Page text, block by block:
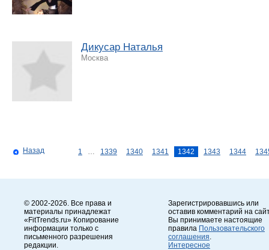
Дикусар Наталья
Москва
Назад 1 1339 1340 1341 1342 1343 1344
© 2002-2026. Все права и
материалы принадлежат
«FitTrends.ru» Копирование
информации только с
письменного разрешения
редакции.
Зарегистрировавшись или
оставив комментарий на
Вы принимаете настоящие
правила Пользовательского
соглашения
Интересное